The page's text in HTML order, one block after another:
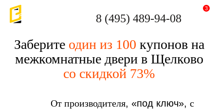
8 (495) 489-94-08
3
Заберите один из 100 купонов на
межкомнатные двери в Щелково
со скидкой 73%
От производителя, «под ключ», с